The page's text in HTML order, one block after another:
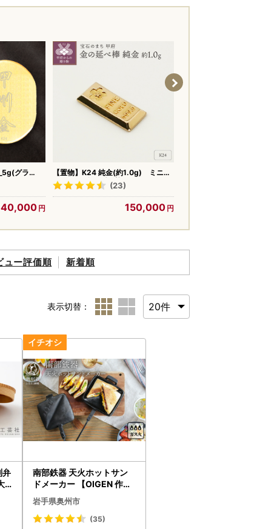
グラ
【置物】K24 純金(約1.0g) ミニピ
ュア(R) 金の延べ棒（SH-0015）
金
(23)
150,000
ュー評価順 新着順
表示切替：
弁
南部鉄器 天火ホットサン
ドメーカー 【OIGEN 作】
伝統工芸品 アウトドア キ
ャンプ キッチン用品 食器
日用品 調理器具[Z0020]
岩手県奥州市
(35)